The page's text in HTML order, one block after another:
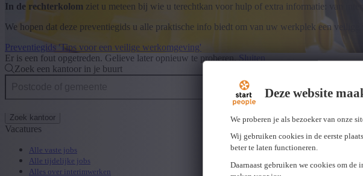
Deze website
We proberen je als bezoeker van onze
Wij gebruiken cookies in de eerste
beter te laten functioneren.
Daarnaast gebruiken we cookies om de
In de rechterkolom ziet u meteen bij wie u terechtkan voor hulp of extra informatie: van
We hopen dat deze preventiegids u alle praktische info biedt om van uw werkplek een veilige
Preventiegids 'Tips voor een veilige werkomgeving'
Er is een fout opgetreden. Gelieve later opnieuw te proberen. Sluiten
Zoek een kantoor in je buurt
Zoek kantoor
Vacatures
Alle vaste jobs
Alle tijdelijke jobs
Alles over interimwerken